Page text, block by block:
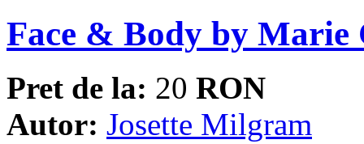
Face & Body by Marie
Pret de la: 20 RON
Autor: Josette Milgram